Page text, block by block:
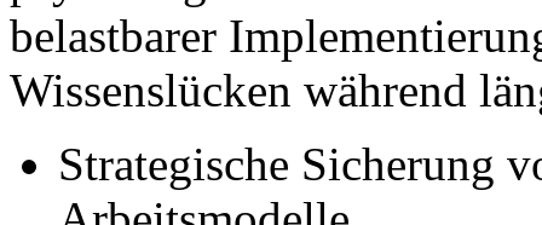
belastbarer
Wissenslücken während
Strategische Sicherung